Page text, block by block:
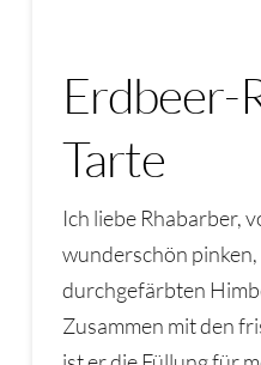
Erdbeer-
Tarte
Ich liebe Rhabarber,
wunderschön pinken,
durchgefärbten
Zusammen mit den